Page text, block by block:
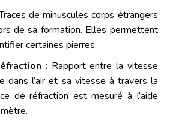
de minuscules corps étrangers
de sa formation. Elles permettent
certaines pierres.
: Rapport entre la vitesse
dans l’air et sa vitesse à travers la
de réfraction est mesuré à l’aide